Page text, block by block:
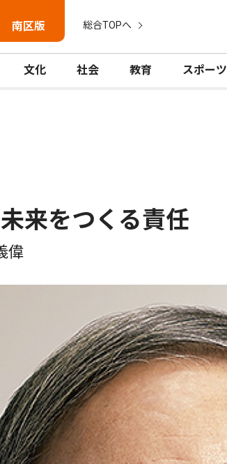
南区版 総合TOPへ
文化 社会 教育 スポーツ
来をつくる責任
偉